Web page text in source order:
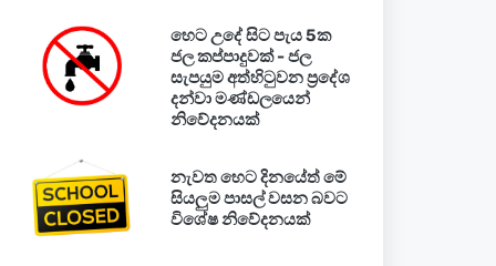
හෙට උදේ සිට පැය 5ක
ජල කප්පාදුවක් - ජල
සැපයුම අත්හිටුවන ප්‍රදේශ
දන්වා මණ්ඩලයෙන්
නිවේදනයක්
නැවත හෙට දිනයේත් මේ
සියලුම පාසල් වසන බවට
විශේෂ නිවේදනයක්